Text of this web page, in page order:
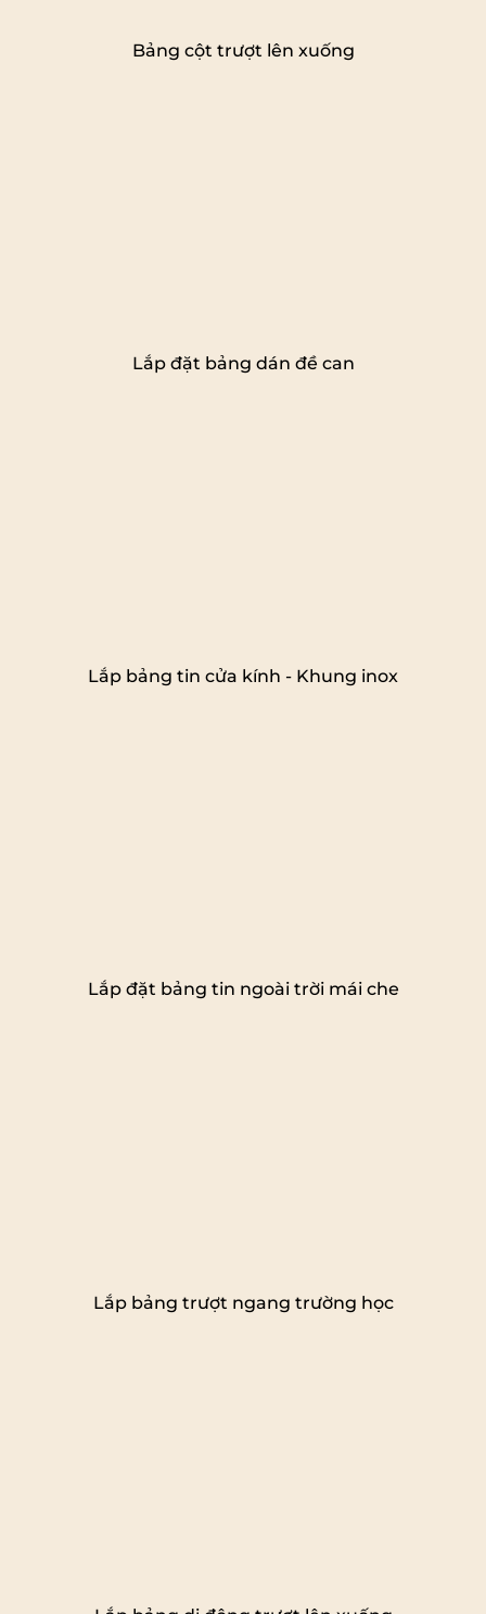
Bảng cột trượt lên xuống
Lắp đặt bảng dán đề can
Lắp bảng tin cửa kính - Khung inox
Lắp đặt bảng tin ngoài trời mái che
Lắp bảng trượt ngang trường học